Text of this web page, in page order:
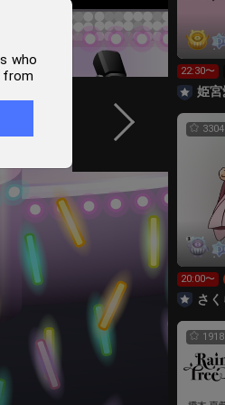
22:30〜
3304
20:00〜
1918
who
from